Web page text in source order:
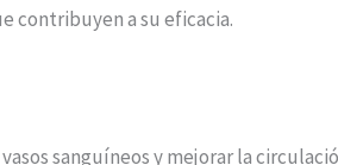
contribuyen a su eficacia.
sanguíneos y mejorar la